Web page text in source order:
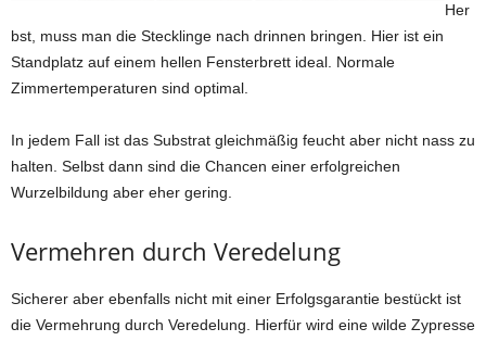
Her
bst, muss man die Stecklinge nach drinnen bringen. Hier ist ein
Standplatz auf einem hellen Fensterbrett ideal. Normale
Zimmertemperaturen sind optimal.
In jedem Fall ist das Substrat gleichmäßig feucht aber nicht nass zu
halten. Selbst dann sind die Chancen einer erfolgreichen
Wurzelbildung aber eher gering.
Vermehren durch Veredelung
Sicherer aber ebenfalls nicht mit einer Erfolgsgarantie bestückt ist
die Vermehrung durch Veredelung. Hierfür wird eine wilde Zypresse